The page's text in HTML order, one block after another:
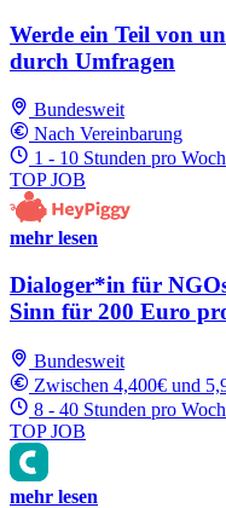
Werde ein Teil von
durch Umfragen
Bundesweit
Nach Vereinbarung
1 - 10 Stunden pro
TOP JOB
mehr lesen
Dialoger*in für
Sinn für 200 Euro
Bundesweit
Zwischen 4,400€ und
8 - 40 Stunden pro
TOP JOB
mehr lesen